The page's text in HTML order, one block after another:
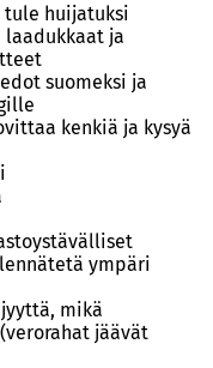
tule huijatuksi
ja
suomeksi ja
kenkiä ja kysyä
ympäri
mikä
jäävät